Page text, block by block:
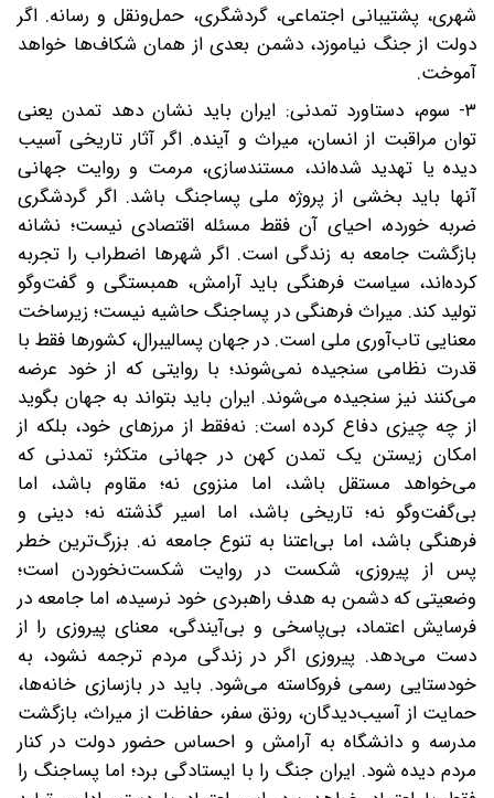
شهری، پشتیبانی اجتماعی، گردشگری، حمل‌ونقل و رسانه. اگر
دولت از جنگ نیاموزد، دشمن بعدی از همان شکاف‌ها خواهد
آموخت.
۳- سوم، دستاورد تمدنی: ایران باید نشان دهد تمدن یعنی
توان مراقبت از انسان، میراث و آینده. اگر آثار تاریخی آسیب
دیده یا تهدید شده‌اند، مستندسازی، مرمت و روایت جهانی
آنها باید بخشی از پروژه ملی پساجنگ باشد. اگر گردشگری
ضربه خورده، احیای آن فقط مسئله اقتصادی نیست؛ نشانه
بازگشت جامعه به زندگی است. اگر شهرها اضطراب را تجربه
کرده‌اند، سیاست فرهنگی باید آرامش، همبستگی و گفت‌وگو
تولید کند. میراث فرهنگی در پساجنگ حاشیه نیست؛ زیرساخت
معنایی تاب‌آوری ملی است. در جهان پسالیبرال، کشورها فقط با
قدرت نظامی سنجیده نمی‌شوند؛ با روایتی که از خود عرضه
می‌کنند نیز سنجیده می‌شوند. ایران باید بتواند به جهان بگوید
از چه چیزی دفاع کرده است: نه‌فقط از مرزهای خود، بلکه از
امکان زیستن یک تمدن کهن در جهانی متکثر؛ تمدنی که
می‌خواهد مستقل باشد، اما منزوی نه؛ مقاوم باشد، اما
بی‌گفت‌وگو نه؛ تاریخی باشد، اما اسیر گذشته نه؛ دینی و
فرهنگی باشد، اما بی‌اعتنا به تنوع جامعه نه. بزرگ‌ترین خطر
پس از پیروزی، شکست در روایت شکست‌نخوردن است؛
وضعیتی که دشمن به هدف راهبردی خود نرسیده، اما جامعه در
فرسایش اعتماد، بی‌پاسخی و بی‌آیندگی، معنای پیروزی را از
دست می‌دهد. پیروزی اگر در زندگی مردم ترجمه نشود، به
خودستایی رسمی فروکاسته می‌شود. باید در بازسازی خانه‌ها،
حمایت از آسیب‌دیدگان، رونق سفر، حفاظت از میراث، بازگشت
مدرسه و دانشگاه به آرامش و احساس حضور دولت در کنار
مردم دیده شود. ایران جنگ را با ایستادگی برد؛ اما پساجنگ را